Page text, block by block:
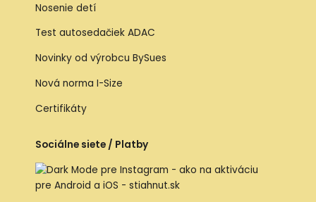
Nosenie detí
Test autosedačiek ADAC
Novinky od výrobcu BySues
Nová norma I-Size
Certifikáty
Sociálne siete / Platby